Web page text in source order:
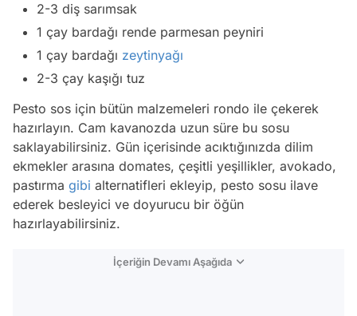
2-3 diş sarımsak
1 çay bardağı rende parmesan peyniri
1 çay bardağı zeytinyağı
2-3 çay kaşığı tuz
Pesto sos için bütün malzemeleri rondo ile çekerek
hazırlayın. Cam kavanozda uzun süre bu sosu
saklayabilirsiniz. Gün içerisinde acıktığınızda dilim
ekmekler arasına domates, çeşitli yeşillikler, avokado,
pastırma gibi alternatifleri ekleyip, pesto sosu ilave
ederek besleyici ve doyurucu bir öğün
hazırlayabilirsiniz.
İçeriğin Devamı Aşağıda